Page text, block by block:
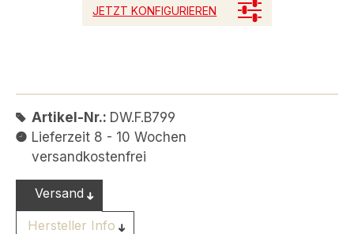
JETZT KONFIGURIEREN
Artikel-Nr.: DW.F.B799
Lieferzeit 8 - 10 Wochen
versandkostenfrei
Versand
Hersteller Info